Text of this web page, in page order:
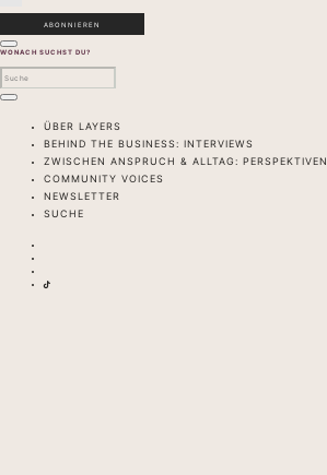
WONACH SUCHST DU?
ÜBER LAYERS
BEHIND THE BUSINESS: INTERVIEWS
ZWISCHEN ANSPRUCH & ALLTAG: PERSPEKTIVEN
COMMUNITY VOICES
NEWSLETTER
SUCHE